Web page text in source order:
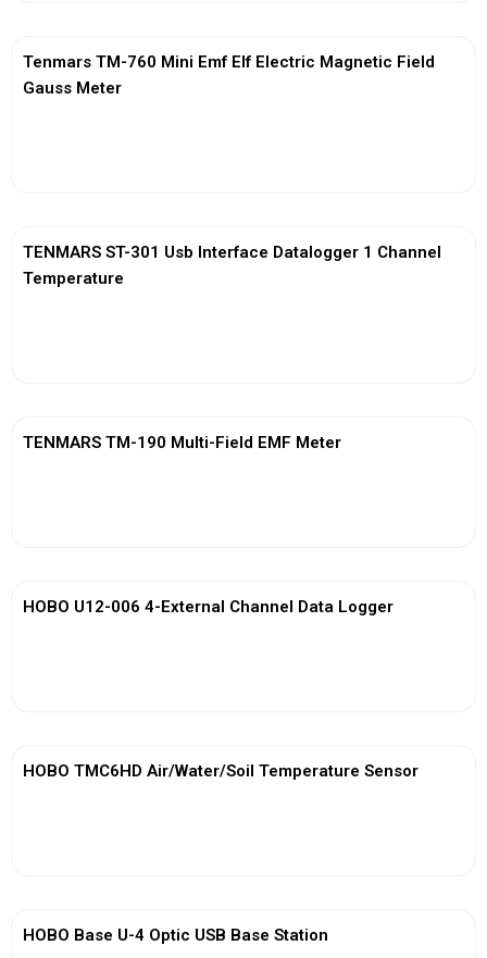
Tenmars TM-760 Mini Emf Elf Electric Magnetic Field
Gauss Meter
TENMARS ST-301 Usb Interface Datalogger 1 Channel
Temperature
TENMARS TM-190 Multi-Field EMF Meter
HOBO U12-006 4-External Channel Data Logger
HOBO TMC6HD Air/Water/Soil Temperature Sensor
HOBO Base U-4 Optic USB Base Station